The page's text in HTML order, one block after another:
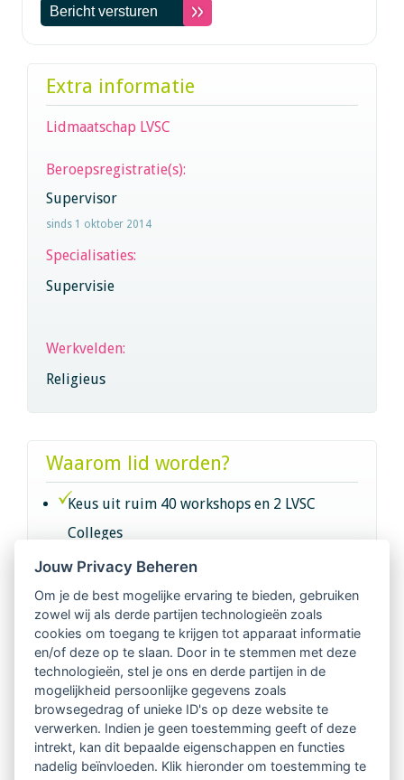
Extra informatie
Lidmaatschap LVSC
Beroepsregistratie(s):
Supervisor
sinds 1 oktober 2014
Specialisaties:
Supervisie
Werkvelden:
Religieus
Waarom lid worden?
Keus uit ruim 40 workshops en 2 LVSC
Colleges
Intervisie met geregistreerde vakgenoten
Netwerk van 2100 professionals in 14
regio's
Vindbaar voor opdrachtgevers
Tijdschrift voor
Begeleidingskunde & kennisbank
Jouw Privacy Beheren
Om je de best mogelijke ervaring te bieden, gebruiken
zowel wij als derde partijen technologieën zoals
cookies om toegang te krijgen tot apparaat informatie
en/of deze op te slaan. Door in te stemmen met deze
technologieën, stel je ons en derde partijen in de
mogelijkheid persoonlijke gegevens zoals
browsegedrag of unieke ID's op deze website te
verwerken. Indien je geen toestemming geeft of deze
intrekt, kan dit bepaalde eigenschappen en functies
nadelig beïnvloeden. Klik hieronder om toestemming te